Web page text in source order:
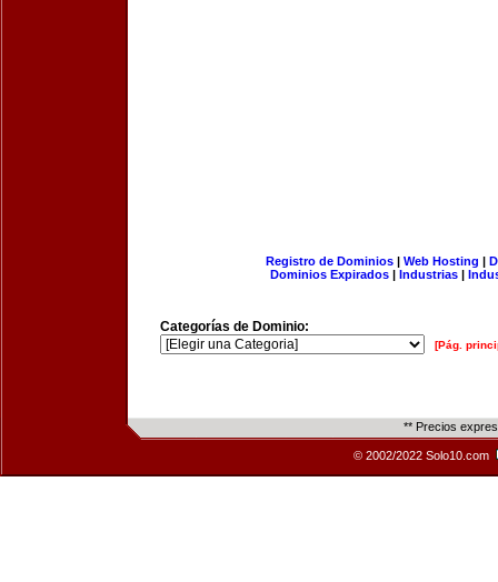
Registro de Dominios| Web Hosting |
Dominios Expirados | Industrias |
Categorías de Dominio:
[Pág.
** Precios
© 2002/2022 Solo10.com